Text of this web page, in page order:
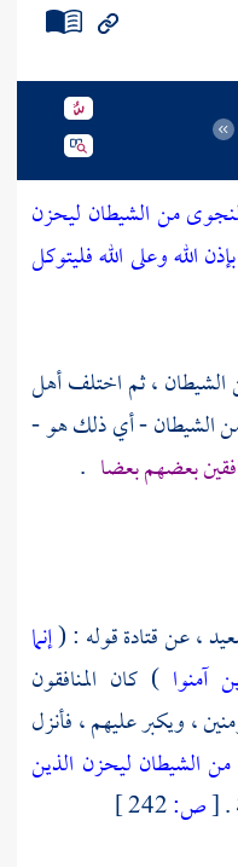
من الشيطان ليحزن
الله وعلى الله فليتوكل
الشيطان ، ثم اختلف أهل
من الشيطان - أي ذلك هو -
بعضهم بعضا .
، عنقتادةقوله : (إنما
آمنوا) كان المنافقون
، ويكبر عليهم ، فأنزل
من الشيطان ليحزن الذين
.
[ص: